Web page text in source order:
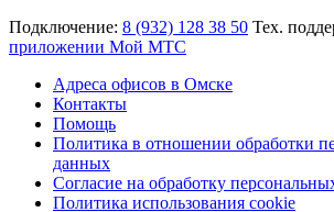
Подключение: 8 (932) 128 38 50 Тех.
приложении Мой МТС
Адреса офисов в Омске
Контакты
Помощь
Политика в отношении обработки
данных
Согласие на обработку
Политика использования cookie